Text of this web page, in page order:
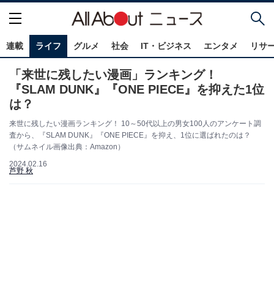
連載 ライフ グルメ 社会 IT・ビジネス エンタメ リサ
「来世に残したい漫画」ランキング！
『SLAM DUNK』『ONE PIECE』を抑えた1位
は？
来世に残したい漫画ランキング！ 10～50代以上の男女100人のアンケート調
査から、『SLAM DUNK』『ONE PIECE』を抑え、1位に選ばれたのは？
（サムネイル画像出典：Amazon）
2024.02.16
芦野 秋